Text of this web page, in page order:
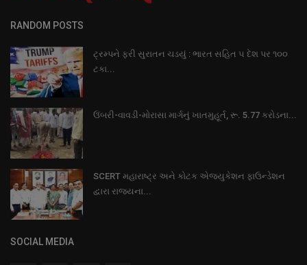
RANDOM POSTS
ટ્રમ્પને ફરી સુરાતન ચડયું : ભારત સહિત ૫ દેશ પર ૧૦૦
ટકા...
ઉંબરી-વાવડી-મોરાસા માર્ગનું ખાતમુહૂર્ત, રૂ. 5.77 કરોડના...
SCERT મહારાષ્ટ્ર અને કોટક એજ્યુકેશન ફાઉન્ડેશન
દ્વારા રાજ્યના...
SOCIAL MEDIA